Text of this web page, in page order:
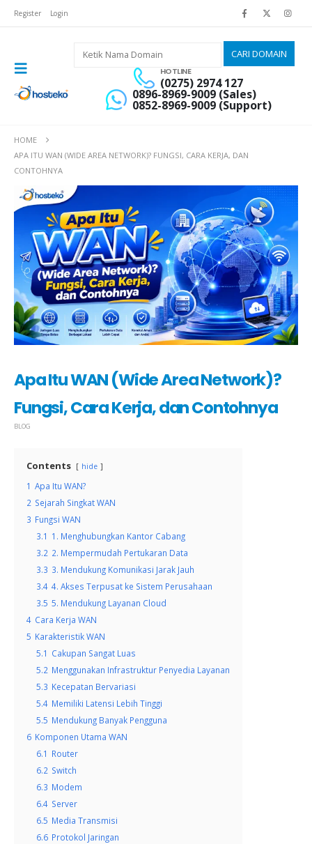
Register Login
HOTLINE
(0275) 2974 127
0896-8969-9009 (Sales)
0852-8969-9009 (Support)
HOME
APA ITU WAN (WIDE AREA NETWORK)? FUNGSI, CARA KERJA, DAN
CONTOHNYA
Apa Itu WAN (Wide Area Network)?
Fungsi, Cara Kerja, dan Contohnya
BLOG
Contents hide
1 Apa Itu WAN?
2 Sejarah Singkat WAN
3 Fungsi WAN
3.1 1. Menghubungkan Kantor Cabang
3.2 2. Mempermudah Pertukaran Data
3.3 3. Mendukung Komunikasi Jarak Jauh
3.4 4. Akses Terpusat ke Sistem Perusahaan
3.5 5. Mendukung Layanan Cloud
4 Cara Kerja WAN
5 Karakteristik WAN
5.1 Cakupan Sangat Luas
5.2 Menggunakan Infrastruktur Penyedia Layanan
5.3 Kecepatan Bervariasi
5.4 Memiliki Latensi Lebih Tinggi
5.5 Mendukung Banyak Pengguna
6 Komponen Utama WAN
6.1 Router
6.2 Switch
6.3 Modem
6.4 Server
6.5 Media Transmisi
6.6 Protokol Jaringan